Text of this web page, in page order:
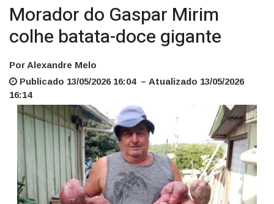
Morador do Gaspar Mirim
colhe batata-doce gigante
Por Alexandre Melo
Publicado 13/05/2026 16:04 – Atualizado 13/05/2026
16:14